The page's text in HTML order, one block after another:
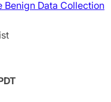
Benign Data Collection